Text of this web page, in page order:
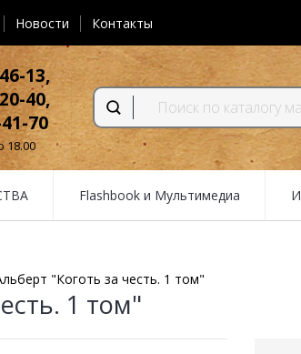
Новости Контакты
13,
40,
70
18.00
Flashbook и Мультимедиа
"Коготь за честь. 1 том"
1 том"